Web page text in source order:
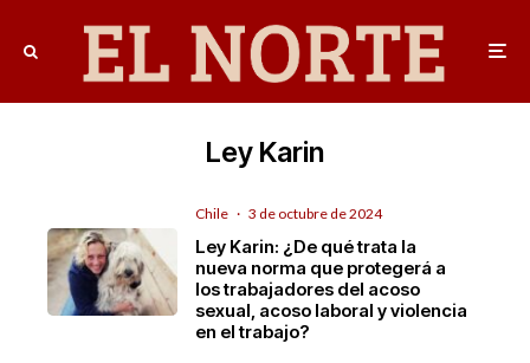
Ley Karin
Chile · 3 de octubre de 2024
Ley Karin: ¿De qué trata la
nueva norma que protegerá a
los trabajadores del acoso
sexual, acoso laboral y violencia
en el trabajo?